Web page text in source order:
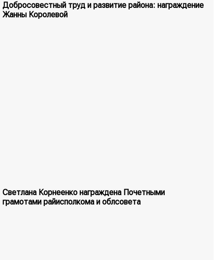
Добросовестный труд и развитие района: награждение
Жанны Королевой
Светлана Корнеенко награждена Почетными
грамотами райисполкома и облсовета